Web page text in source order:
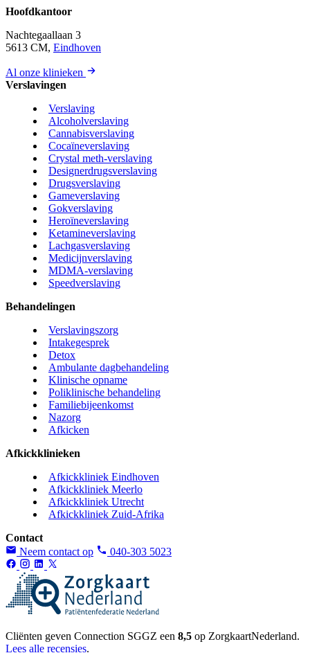
Hoofdkantoor
Nachtegaallaan 3
5613 CM, Eindhoven
Al onze klinieken
Verslavingen
Verslaving
Alcoholverslaving
Cannabisverslaving
Cocaïneverslaving
Crystal meth-verslaving
Designerdrugsverslaving
Drugsverslaving
Gameverslaving
Gokverslaving
Heroïneverslaving
Ketamineverslaving
Lachgasverslaving
Medicijnverslaving
MDMA-verslaving
Speedverslaving
Behandelingen
Verslavingszorg
Intakegesprek
Detox
Ambulante dagbehandeling
Klinische opname
Poliklinische behandeling
Familiebijeenkomst
Nazorg
Afkicken
Afkickklinieken
Afkickkliniek Eindhoven
Afkickkliniek Meerlo
Afkickkliniek Utrecht
Afkickkliniek Zuid-Afrika
Contact
Neem contact op
040-303 5023
Cliënten geven Connection SGGZ een 8,5 op ZorgkaartNederland.
Lees alle recensies.